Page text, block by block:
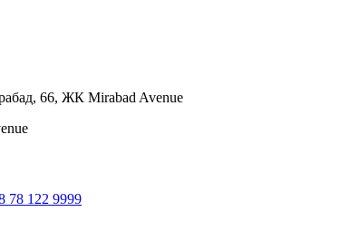
66, ЖК Mirabad Avenue
78 122 9999